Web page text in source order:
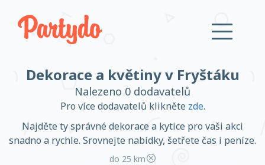
Přihlásit se
Založit účet
Dekorace a květiny v Fryštáku
Nalezeno 0 dodavatelů
Pro více dodavatelů klikněte zde.
Najděte ty správné dekorace a kytice pro vaši akci
snadno a rychle. Srovnejte nabídky, šetřete čas i peníze.
do 25 km